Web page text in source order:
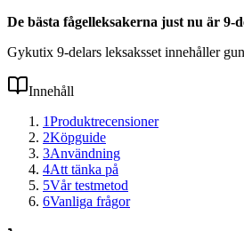
De bästa fågelleksakerna just nu är 9-
Gykutix 9-delars leksaksset innehåller
Innehåll
1Produktrecensioner
2Köpguide
3Användning
4Att tänka på
5Vår testmetod
6Vanliga frågor